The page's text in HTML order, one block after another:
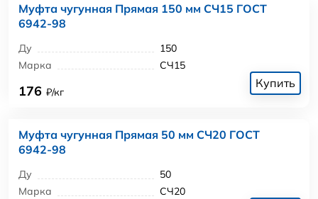
Муфта чугунная Прямая 150 мм СЧ15 ГОСТ
6942-98
Ду
150
Марка
СЧ15
176 ₽/кг
Купить
Муфта чугунная Прямая 50 мм СЧ20 ГОСТ
6942-98
Ду
50
Марка
СЧ20